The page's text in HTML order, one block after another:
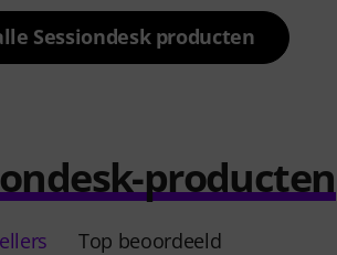
Sessiondesk producten
producten
Top beoordeeld